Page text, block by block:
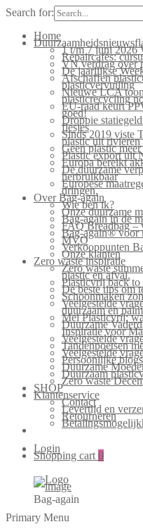
Search for:
Home
1 t/m 7 juni 2026
Repaircafés:
VN verdrag over
De jaarlijkse
Afschaffen
plasticvervuiling
Nieuwe LCA
plasticrecycling
EU-raad keurt
goed!
Droppie
flesjes
Sinds 2019 viste
plastic uit rivieren
Geen plastic
Plastic export uit
Europa bereikt
De duurzame
herbruikbaar
Europese
dringen.
Over Bag-again
Wie ben ik?
Onze duurzame
Bag-again in de
FAQ Breadbag –
Bag-again® voor
MVO
Verkooppunten
Onze klanten
Zero waste inspiratie
Zero waste
plastic en afval.
Plasticvrij back
De beste tips om
Schoonmaken
Veelgestelde
duurzaam en
Mei Plasticvrij:
Duurzame
Inspiratie voor
Veelgestelde
Tandenpoetsen
Veelgestelde
Persoonlijke
Duurzame
Duurzaam
Zero waste
SHOP
Klantenservice
Contact
Levertijd en
Retourneren
Login
Shopping cart 0
Bag-again
Primary Menu